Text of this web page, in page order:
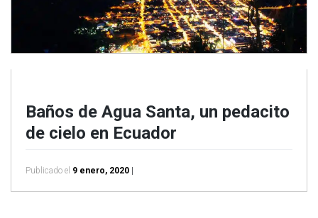
Baños de Agua Santa, un pedacito
de cielo en Ecuador
Publicado el 9 enero, 2020 |